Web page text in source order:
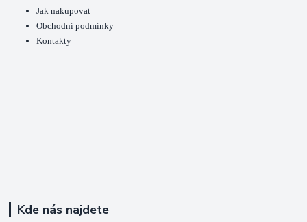
Jak nakupovat
Obchodní podmínky
Kontakty
Kde nás najdete